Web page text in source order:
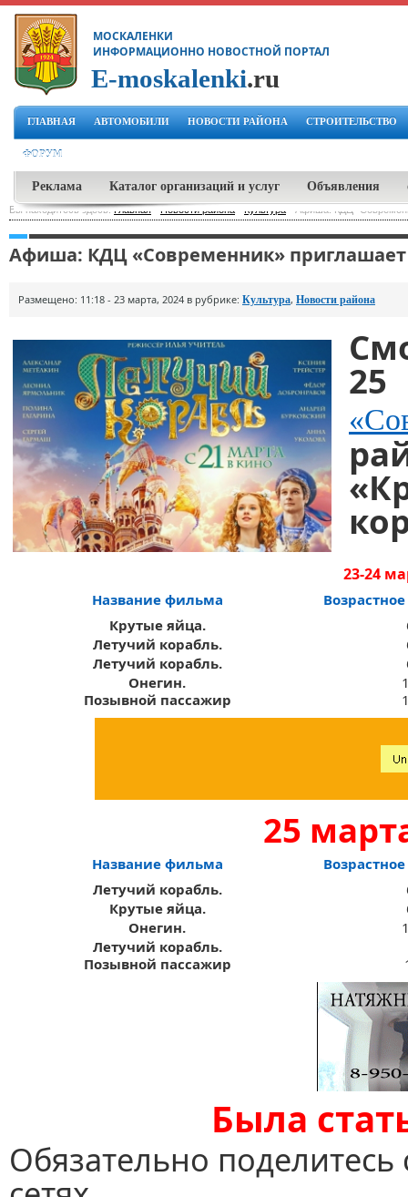
МОСКАЛЕНКИ
ИНФОРМАЦИОННО НОВОСТНОЙ ПОРТАЛ
E-moskalenki.ru
ГЛАВНАЯ АВТОМОБИЛИ НОВОСТИ РАЙОНА СТРОИТЕЛЬСТВО
ФОРУМ
Реклама Каталог организаций и услуг Объявления
Вы находитесь здесь:Главная-Новости района Культура Афиша: КДЦ
Афиша: КДЦ «Современник»
Размещено: 11:18 - 23 марта, 2024 в рубрике: Культура, Новости района
25
«
23-24
Название фильма
Крутые яйца.
Летучий корабль.
Летучий корабль.
Онегин.
Позывной пассажир
25
Название фильма
Летучий корабль.
Крутые яйца.
Онегин.
Летучий корабль.
Позывной пассажир
Была
Обязательно